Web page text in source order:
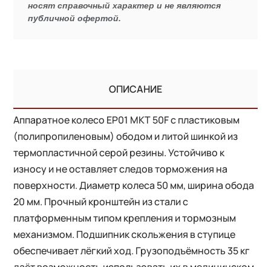
носят справочный характер и не являются
публичной офертой.
ОПИСАНИЕ
Аппаратное колесо EP01 MKT 50F с пластиковым
(полипропиленовым) ободом и литой шинкой из
термопластичной серой резины. Устойчиво к
износу и не оставляет следов торможения на
поверхности. Диаметр колеса 50 мм, ширина обода
20 мм. Прочный кронштейн из стали с
платформенным типом крепления и тормозным
механизмом. Подшипник скольжения в ступице
обеспечивает лёгкий ход. Грузоподъёмность 35 кг